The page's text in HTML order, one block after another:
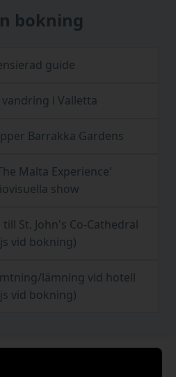
bokning
guide
i Valletta
Barrakka Gardens
Malta Experience'
show
St. John's Co-Cathedral
vid bokning)
lämning vid hotell
vid bokning)